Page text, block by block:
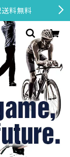
料無料